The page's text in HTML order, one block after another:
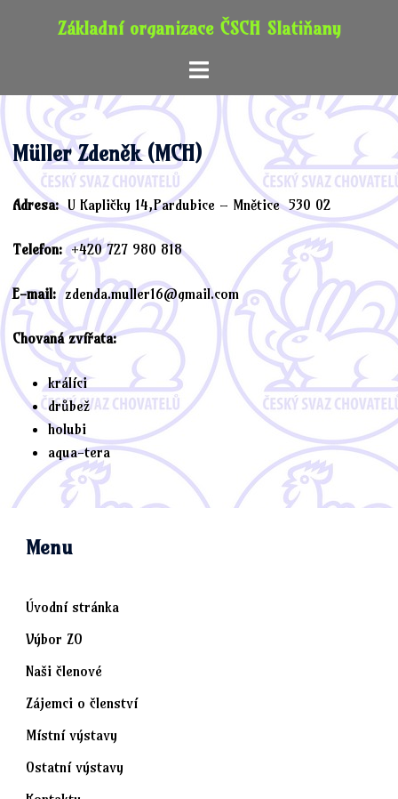
Základní organizace ČSCH Slatiňany
Toggle
Müller Zdeněk (MCH)
Adresa:U Kapličky 14,Pardubice – Mnětice 530 02
Telefon:+420 727 980 818
E-mail:zdenda.muller16@gmail.com
Chovaná zvířata:
králíci
drůbež
holubi
aqua-tera
Menu
Úvodní stránka
Výbor ZO
Naši členové
Zájemci o členství
Místní výstavy
Ostatní výstavy